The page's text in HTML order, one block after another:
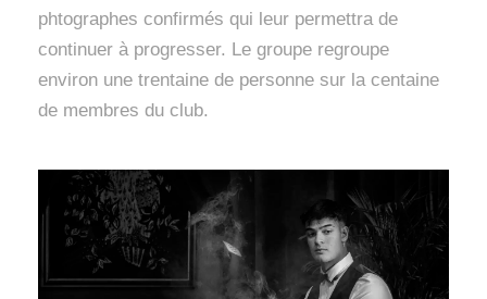
phtographes confirmés qui leur permettra de
continuer à progresser. Le groupe regroupe
environ une trentaine de personne sur la centaine
de membres du club.